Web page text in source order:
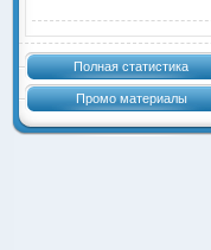
Полная статистика
Промо материалы